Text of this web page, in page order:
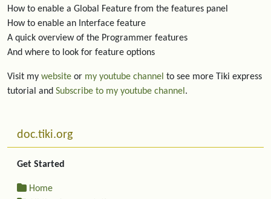
How to enable a Global Feature from the features panel
How to enable an Interface feature
A quick overview of the Programmer features
And where to look for feature options
Visit my website or my youtube channel to see more Tiki express
tutorial and Subscribe to my youtube channel .
More content and functionality (left side)
doc.tiki.org
Get Started
Home